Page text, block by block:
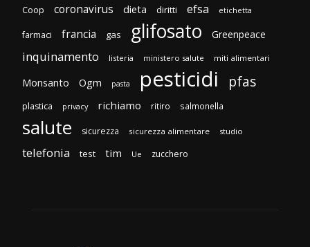
Coop coronavirus dieta diritti efsa etichetta
farmaci francia gas glifosato Greenpeace
inquinamento listeria ministero salute miti alimentari
Monsanto Ogm pasta pesticidi pfas
plastica privacy richiamo ritiro salmonella
salute sicurezza sicurezza alimentare studio
telefonia test tim Ue zucchero